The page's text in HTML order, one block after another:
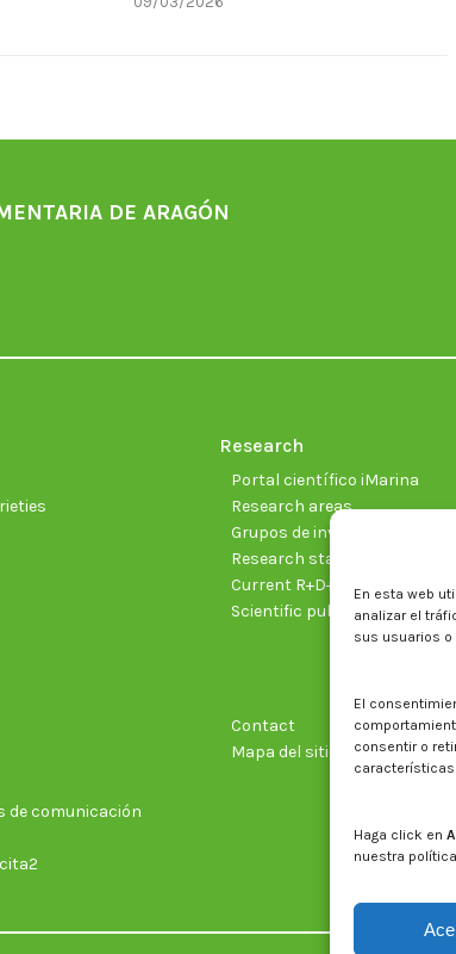
En esta web
analizar el
sus usuarios
El
consentir o
Haga click en
nuestra
DE ARAGÓN
Research
Portal científico iMarina
Research areas
Grupos de investigación
Research staff
Current R+D+I projects
Scientific publications
de comunicación
Contact
Mapa del sitio web